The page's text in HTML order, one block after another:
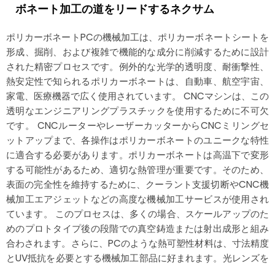
ボネート加工の道をリードするネクサム
ポリカーボネートPCの機械加工は、ポリカーボネートシートを
形成、掘削、および複雑で機能的な成分に削減するために設計
された精密プロセスです。例外的な光学的透明度、耐衝撃性、
熱安定性で知られるポリカーボネートは、自動車、航空宇宙、
家電、医療機器で広く使用されています。 CNCマシンは、この
透明なエンジニアリングプラスチックを使用するために不可欠
です。 CNCルーターやレーザーカッターからCNCミリングセ
ットアップまで、各操作はポリカーボネートのユニークな特性
に適合する必要があります。ポリカーボネートは高温下で変形
する可能性があるため、適切な熱管理が重要です。そのため、
表面の完全性を維持するために、クーラント支援切断やCNC機
械加工エアジェットなどの高度な機械加工サービスが使用され
ています。 このプロセスは、多くの場合、スケールアップのた
めのプロトタイプ後の段階での真空鋳造または射出成形と組み
合わされます。さらに、PCのような熱可塑性材料は、寸法精度
とUV抵抗を必要とする機械加工部品に好まれます。光レンズを